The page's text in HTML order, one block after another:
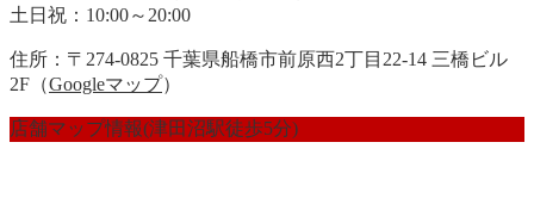
土日祝：10:00～20:00
住所：〒274-0825 千葉県船橋市前原西2丁目22-14 三橋ビル
2F（Googleマップ）
店舗マップ情報(津田沼駅徒歩5分)